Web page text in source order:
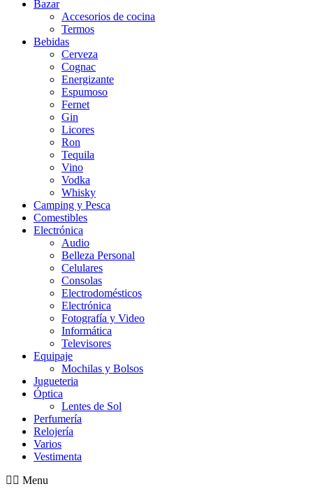
Bazar
Accesorios de cocina
Termos
Bebidas
Cerveza
Cognac
Energizante
Espumoso
Fernet
Gin
Licores
Ron
Tequila
Vino
Vodka
Whisky
Camping y Pesca
Comestibles
Electrónica
Audio
Belleza Personal
Celulares
Consolas
Electrodomésticos
Electrónica
Fotografía y Video
Informática
Televisores
Equipaje
Mochilas y Bolsos
Jugueteria
Óptica
Lentes de Sol
Perfumería
Relojería
Varios
Vestimenta
Menu